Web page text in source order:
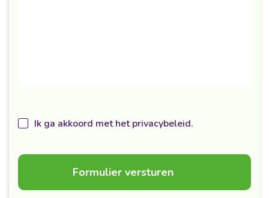
Ik ga akkoord met het privacybeleid.